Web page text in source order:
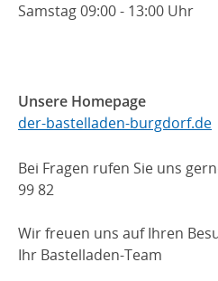
Samstag 09:00 - 13:00 Uhr
Unsere Homepage
der-bastelladen-burgdorf.de
Bei Fragen rufen Sie uns
99 82
Wir freuen uns auf Ihren
Ihr Bastelladen-Team